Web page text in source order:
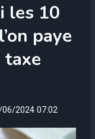
les 10
paye
2024 07:02